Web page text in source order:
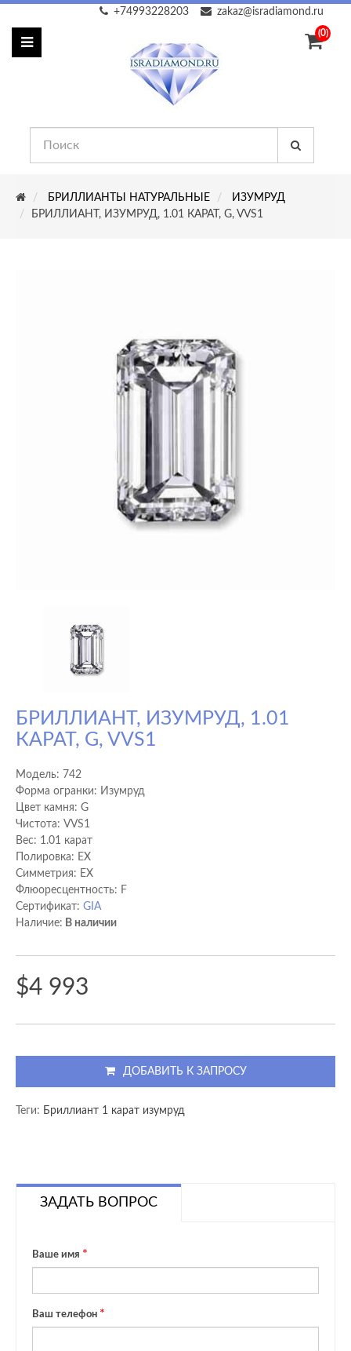
zakaz@isradiamond.ru
+74993228203
(0)
БРИЛЛИАНТЫ НАТУРАЛЬНЫЕ
ИЗУМРУД
БРИЛЛИАНТ, ИЗУМРУД, 1.01 КАРАТ, G, VVS1
БРИЛЛИАНТ, ИЗУМРУД, 1.01
КАРАТ, G, VVS1
Модель: 742
Форма огранки: Изумруд
Цвет камня: G
Чистота: VVS1
Вес: 1.01 карат
Полировка: EX
Cимметрия: EX
Флюоресцентность: F
Сертификат: GIA
Наличие: В наличии
$4 993
ДОБАВИТЬ К ЗАПРОСУ
Теги: Бриллиант 1 карат изумруд
ЗАДАТЬ ВОПРОС
Ваше имя
Ваш телефон